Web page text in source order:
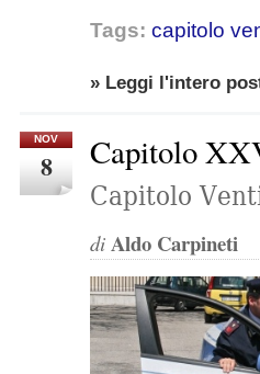
Tags: capitolo
» Leggi l'intero
NOV
8 Capitolo
Capitolo
di Aldo Carpineti